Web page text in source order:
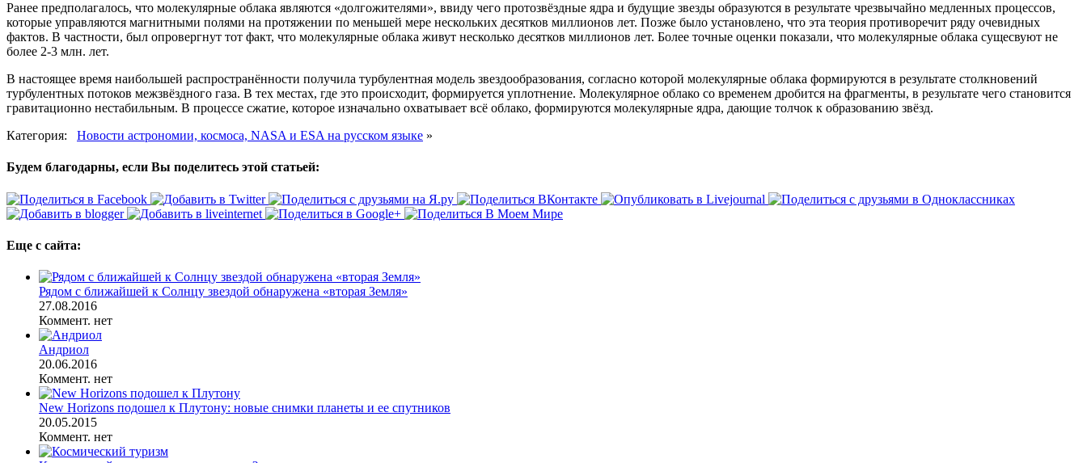
Ранее предполагалось, что молекулярные облака являются «долгожителями», ввиду чего протозвёздные ядра и будущие звезды образуются в результате чрезвычайно медленных процессов,
которые управляются магнитными полями на протяжении по меньшей мере нескольких десятков миллионов лет. Позже было установлено, что эта теория противоречит ряду очевидных
фактов. В частности, был опровергнут тот факт, что молекулярные облака живут несколько десятков миллионов лет. Более точные оценки показали, что молекулярные облака сущесвуют не
более 2-3 млн. лет.
В настоящее время наибольшей распространённости получила турбулентная модель звездообразования, согласно которой молекулярные облака формируются в результате столкновений
турбулентных потоков межзвёздного газа. В тех местах, где это происходит, формируется уплотнение. Молекулярное облако со временем дробится на фрагменты, в результате чего становится
гравитационно нестабильным. В процессе сжатие, которое изначально охватывает всё облако, формируются молекулярные ядра, дающие толчок к образованию звёзд.
Категория: Новости астрономии, космоса, NASA и ESA на русском языке »
Будем благодарны, если Вы поделитесь этой статьей:
Еще с сайта:
Рядом с ближайшей к Солнцу звездой обнаружена «вторая Земля»
27.08.2016
Коммент. нет
Андриол
20.06.2016
Коммент. нет
New Horizons подошел к Плутону: новые снимки планеты и ее спутников
20.05.2015
Коммент. нет